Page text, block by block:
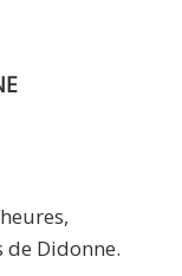
Didonne.